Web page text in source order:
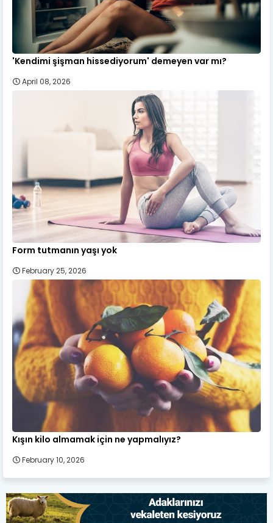
'Kendimi şişman hissediyorum' demeyen var mı?
April 08, 2026
Form tutmanın yaşı yok
February 25, 2026
Kışın kilo almamak için ne yapmalıyız?
February 10, 2026